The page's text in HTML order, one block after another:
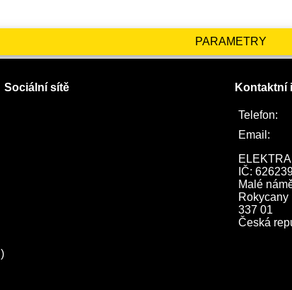
PARAMETRY
)
Sociální sítě Kontaktní
Telefon:
Email:
IČ:
Malé
Rokycany
337 01
Česká